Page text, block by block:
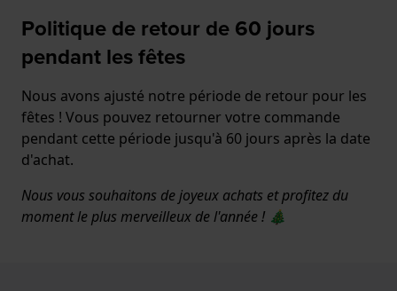
Politique de retour de 60 jours
pendant les fêtes
Nous avons ajusté notre période de retour pour les
fêtes ! Vous pouvez retourner votre commande
pendant cette période jusqu'à 60 jours après la date
d'achat.
Nous vous souhaitons de joyeux achats et profitez du
moment le plus merveilleux de l'année ! 🎄